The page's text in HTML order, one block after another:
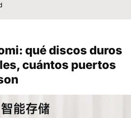
qué discos duros
cuántos puertos